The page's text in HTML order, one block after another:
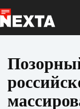
к
сути